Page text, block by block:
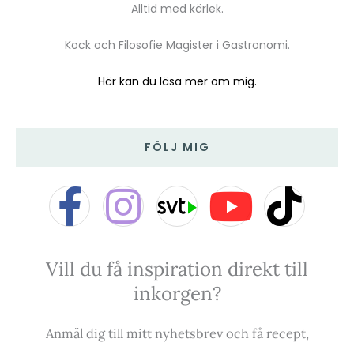
Alltid med kärlek.
Kock och Filosofie Magister i Gastronomi.
Här kan du läsa mer om mig.
FÖLJ MIG
F
a
c
e
I
n
s
t
Y
o
u
t
T
i
k
t
Vill du få inspiration direkt till
inkorgen?
Anmäl dig till mitt nyhetsbrev och få recept,